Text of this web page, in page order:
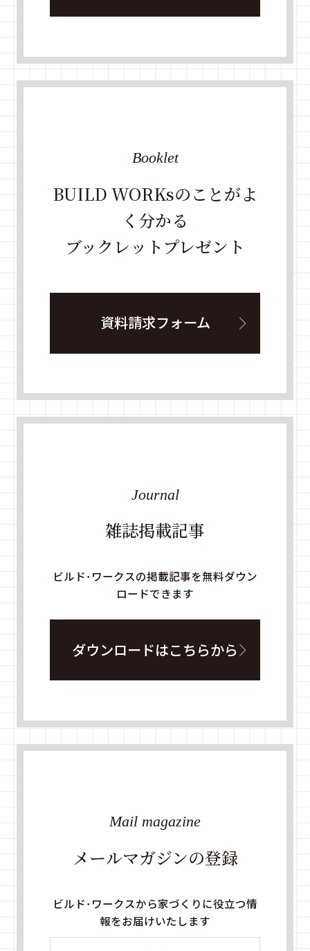
BUILD WORKsのことがよ
く分かる
ブックレットプレゼント
Booklet
資料請求フォーム
雑誌掲載記事
Journal
ビルド・ワークスの掲載記事を無料ダウン
ロードできます
ダウンロードはこちらから
メールマガジンの登録
Mail magazine
ビルド・ワークスから家づくりに役立つ情
報をお届けいたします